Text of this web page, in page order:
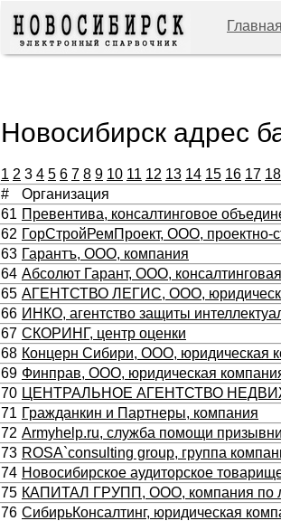
Новосибирск адрес
1 2 3 4 5 6 7 8 9 10 11 12 13 14 15 16 17 18
#
Организация
61 Превентива, консалтинговое
62 ГорСтройРемПроект, ООО, проектно-
63 Гарантъ, ООО, компания
64 Абсолют Гарант, ООО,
65 АГЕНТСТВО ЛЕГИС, ООО,
66 ИНКО, агентство защиты
67 СКОРИНГ, центр оценки
68 Концерн Сибири, ООО, юридическая
69 Финправ, ООО, юридическая
70 ЦЕНТРАЛЬНОЕ АГЕНТСТВО
71 Гражданкин и Партнеры, компания
72 Armyhelp.ru, служба помощи
73 ROSA`consulting group, группа
74 Новосибирское аудиторское
75 КАПИТАЛ ГРУПП, ООО, компания по
76 СибирьКонсалтинг, юридическая